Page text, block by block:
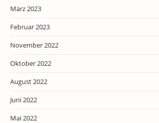
März 2023
Februar 2023
November 2022
Oktober 2022
August 2022
Juni 2022
Mai 2022